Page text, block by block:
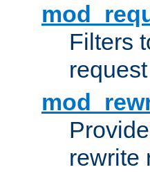
Filters
rewrite